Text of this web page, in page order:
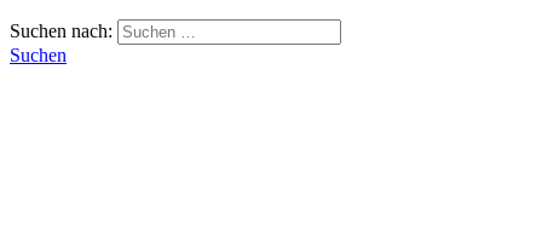
Suchen nach:
Suchen